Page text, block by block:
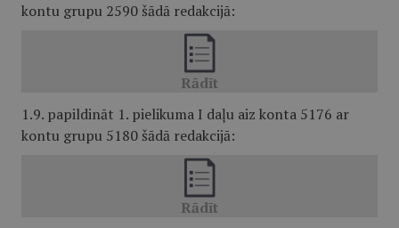
kontu grupu 2590 šādā redakcijā:
1.9. papildināt 1. pielikuma I daļu aiz konta 5176 ar
kontu grupu 5180 šādā redakcijā: